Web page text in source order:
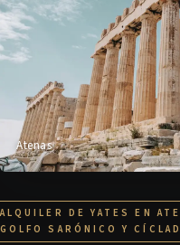
ALQUILER DE YATES EN
GOLFO SARÓNICO Y
Atenas